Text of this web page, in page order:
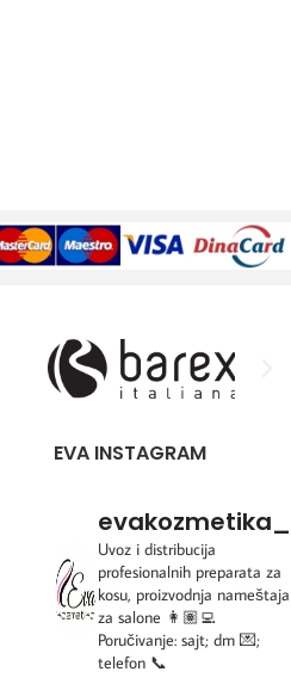
EVA INSTAGRAM
evakozmetika_
Uvoz i distribucija
profesionalnih preparata za
kosu, proizvodnja nameštaja
za salone 👩🏽‍💻
Poručivanje: sajt; dm 💌;
telefon 📞